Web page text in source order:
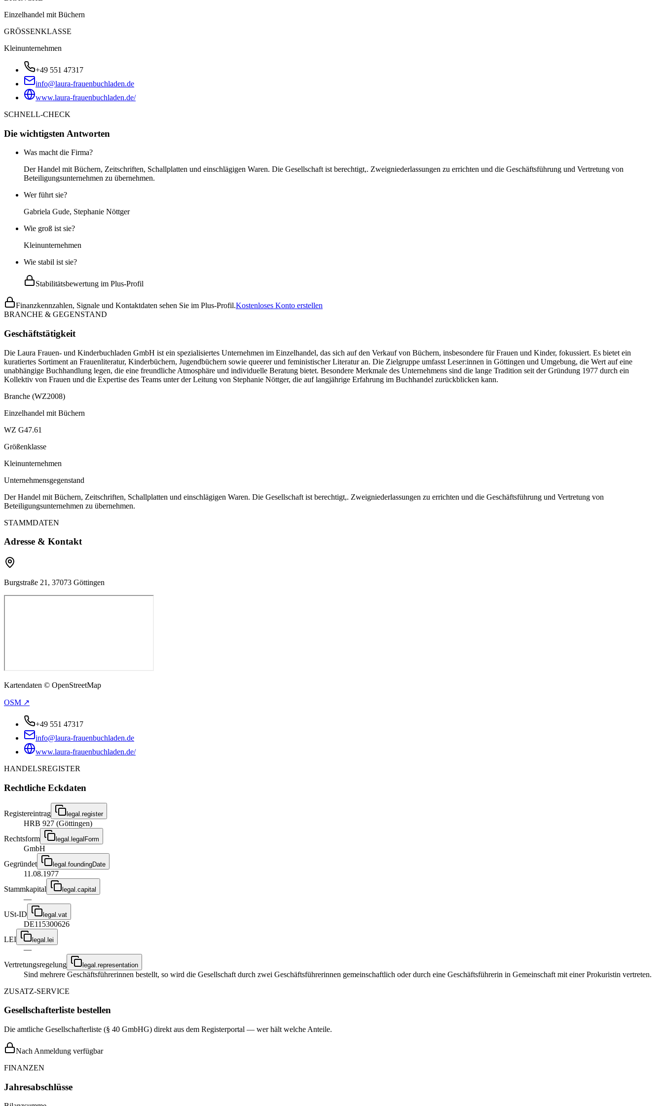
Einzelhandel mit Büchern
GRÖSSENKLASSE
Kleinunternehmen
+49 551 47317
info@laura-frauenbuchladen.de
www.laura-frauenbuchladen.de/
SCHNELL-CHECK
Die wichtigsten Antworten
Was macht die Firma?
Der Handel mit Büchern, Zeitschriften, Schallplatten und einschlägigen Waren. Die Gesellschaft ist berechtigt,. Zweigniederlassungen zu errichten und die Geschäftsführung und Vertretung von
Beteiligungsunternehmen zu übernehmen.
Wer führt sie?
Gabriela Gude, Stephanie Nöttger
Wie groß ist sie?
Kleinunternehmen
Wie stabil ist sie?
Stabilitätsbewertung im Plus-Profil
Finanzkennzahlen, Signale und Kontaktdaten sehen Sie im Plus-Profil.Kostenloses Konto erstellen
BRANCHE & GEGENSTAND
Geschäftstätigkeit
Die Laura Frauen- und Kinderbuchladen GmbH ist ein spezialisiertes Unternehmen im Einzelhandel, das sich auf den Verkauf von Büchern, insbesondere für Frauen und Kinder, fokussiert. Es bietet ein
kuratiertes Sortiment an Frauenliteratur, Kinderbüchern, Jugendbüchern sowie queerer und feministischer Literatur an. Die Zielgruppe umfasst Leser:innen in Göttingen und Umgebung, die Wert auf eine
unabhängige Buchhandlung legen, die eine freundliche Atmosphäre und individuelle Beratung bietet. Besondere Merkmale des Unternehmens sind die lange Tradition seit der Gründung 1977 durch ein
Kollektiv von Frauen und die Expertise des Teams unter der Leitung von Stephanie Nöttger, die auf langjährige Erfahrung im Buchhandel zurückblicken kann.
Branche (WZ2008)
Einzelhandel mit Büchern
WZ G47.61
Größenklasse
Kleinunternehmen
Unternehmensgegenstand
Der Handel mit Büchern, Zeitschriften, Schallplatten und einschlägigen Waren. Die Gesellschaft ist berechtigt,. Zweigniederlassungen zu errichten und die Geschäftsführung und Vertretung von
Beteiligungsunternehmen zu übernehmen.
STAMMDATEN
Adresse & Kontakt
Burgstraße 21, 37073 Göttingen
Kartendaten © OpenStreetMap
OSM ↗
+49 551 47317
info@laura-frauenbuchladen.de
www.laura-frauenbuchladen.de/
HANDELSREGISTER
Rechtliche Eckdaten
Registereintrag legal.register
HRB 927 (Göttingen)
Rechtsform
legal.legalForm
GmbH
Gegründet
legal.foundingDate
11.08.1977
Stammkapital
legal.capital
—
USt-ID
legal.vat
DE115300626
LEI
legal.lei
—
Vertretungsregelung
legal.representation
Sind mehrere Geschäftsführerinnen bestellt, so wird die Gesellschaft durch zwei Geschäftsführerinnen gemeinschaftlich oder durch eine Geschäftsführerin in Gemeinschaft mit einer Prokuristin vertreten.
ZUSATZ-SERVICE
Gesellschafterliste bestellen
Die amtliche Gesellschafterliste (§ 40 GmbHG) direkt aus dem Registerportal — wer hält welche Anteile.
Nach Anmeldung verfügbar
FINANZEN
Jahresabschlüsse